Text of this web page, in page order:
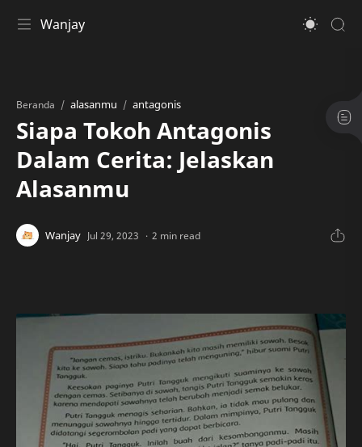
Wanjay
Beranda alasanmu antagonis
Siapa Tokoh Antagonis
Dalam Cerita: Jelaskan
Alasanmu
2 min read